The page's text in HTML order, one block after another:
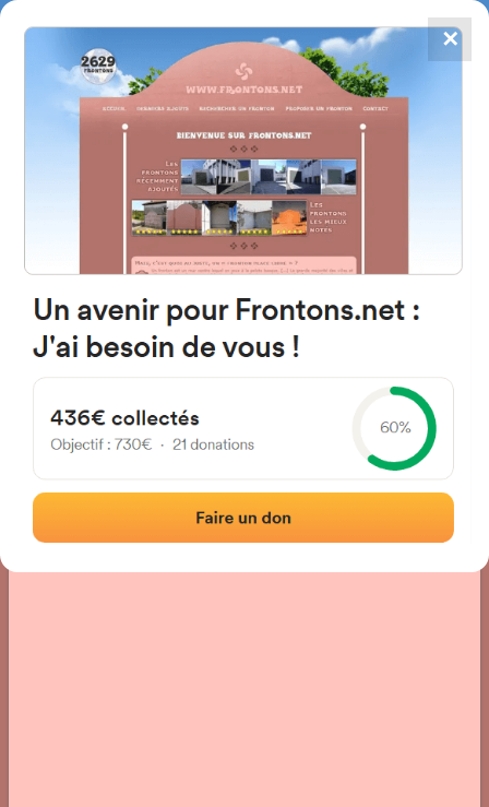
FRONTONS.NET
BUSCAR UN FRONTÓN
AÑADIR UN FRONTÓN
4784
frontones
01450 Baranbio, Araba Espagne
Fotos Comentarios y reseñas
✕